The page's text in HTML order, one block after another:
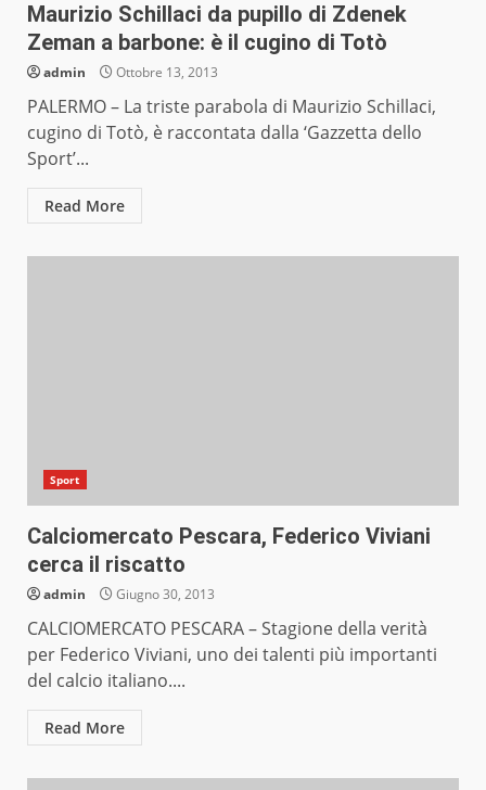
Maurizio Schillaci da pupillo di Zdenek
Zeman a barbone: è il cugino di Totò
admin Ottobre 13, 2013
PALERMO – La triste parabola di Maurizio Schillaci,
cugino di Totò, è raccontata dalla ‘Gazzetta dello
Sport’...
Read More
Sport
Calciomercato Pescara, Federico Viviani
cerca il riscatto
admin Giugno 30, 2013
CALCIOMERCATO PESCARA – Stagione della verità
per Federico Viviani, uno dei talenti più importanti
del calcio italiano....
Read More